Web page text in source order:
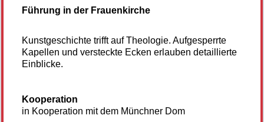
Führung in der Frauenkirche
Kunstgeschichte trifft auf Theologie. Aufgesperrte
Kapellen und versteckte Ecken erlauben detaillierte
Einblicke.
Kooperation
in Kooperation mit dem Münchner Dom